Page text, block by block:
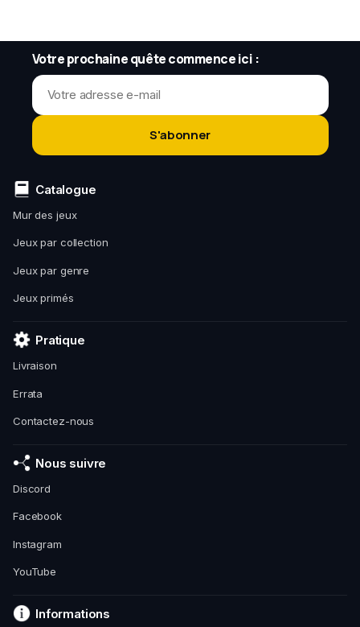
Votre prochaine quête commence ici :
S'abonner
Catalogue
Mur des jeux
Jeux par collection
Jeux par genre
Jeux primés
Pratique
Livraison
Errata
Contactez-nous
Nous suivre
Discord
Facebook
Instagram
YouTube
Informations